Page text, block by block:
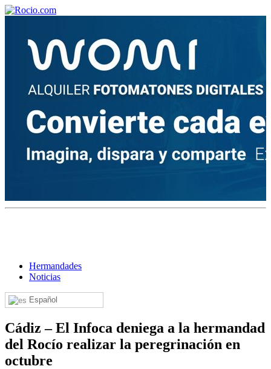
Hermandades
Noticias
Español
Cádiz – El Infoca deniega a la hermandad
del Rocío realizar la peregrinación en
octubre
¡Bienvenido! Soy el asistente virtual de rocio.com.
¿En qué puedo ayudarte?
¿Cuándo se construyó la primera ermita?
El traslado cada siete años
¿Cuales son los actos principales que se celebran en el
Quiero hacer el camino,¿que tengo que hacer?
En el Rocío, ¿dónde me alojo?